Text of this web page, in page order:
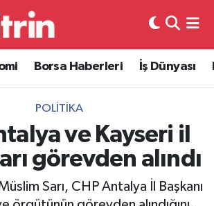
Borsa Haberleri İş Dünyası
POLITIKA
ve Kayseri il
görevden alındı
Sarı, CHP Antalya İl Başkanı
Durumu ve Fikstür
Haberleri